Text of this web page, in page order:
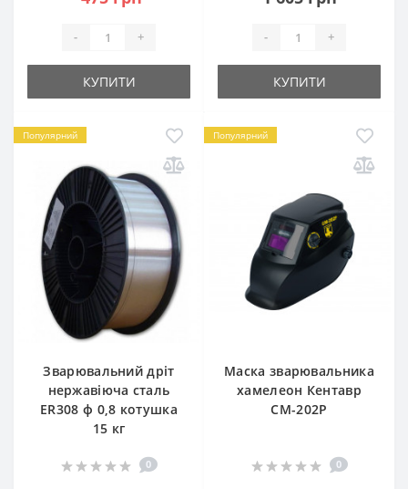
- +
КУПИТИ
- +
КУПИТИ
Популярний
Зварювальний дріт
нержавіюча сталь
ER308 ф 0,8 котушка
15 кг
0
Популярний
Маска зварювальника
хамелеон Кентавр
СМ-202Р
0